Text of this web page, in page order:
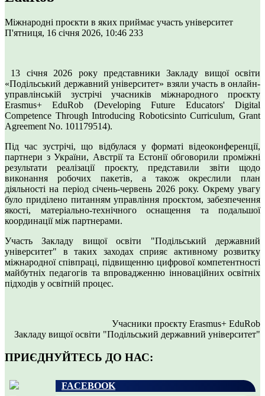
Міжнародні проєкти в яких приймає участь університет
П'ятниця, 16 січня 2026, 10:46 233
13 січня 2026 року представники Закладу вищої освіти
«Подільський державний університет» взяли участь в онлайн-
управлінській зустрічі учасників міжнародного проєкту
Erasmus+ EduRob (Developing Future Educators' Digital
Competence Through Introducing Roboticsinto Curriculum, Grant
Agreement No. 101179514).
Під час зустрічі, що відбулася у форматі відеоконференції,
партнери з України, Австрії та Естонії обговорили проміжні
результати реалізації проєкту, представили звіти щодо
виконання робочих пакетів, а також окреслили план
діяльності на період січень-червень 2026 року. Окрему увагу
було приділено питанням управління проєктом, забезпечення
якості, матеріально-технічного оснащення та подальшої
координації між партнерами.
Участь Закладу вищої освіти "Подільський державний
університет" в таких заходах сприяє активному розвитку
міжнародної співпраці, підвищенню цифрової компетентності
майбутніх педагогів та впровадженню інноваційних освітніх
підходів у освітній процес.
Учасники проєкту Erasmus+ EduRob
Закладу вищої освіти "Подільський державний університет"
ПРИЄДНУЙТЕСЬ ДО НАС:
FACEBOOK